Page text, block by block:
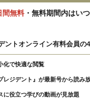
間無料・無料期間内はいつ
ントオンライン有料会員の
化で快適な閲覧
レジデント』が最新号から読み
に役立つ学びの動画が見放題